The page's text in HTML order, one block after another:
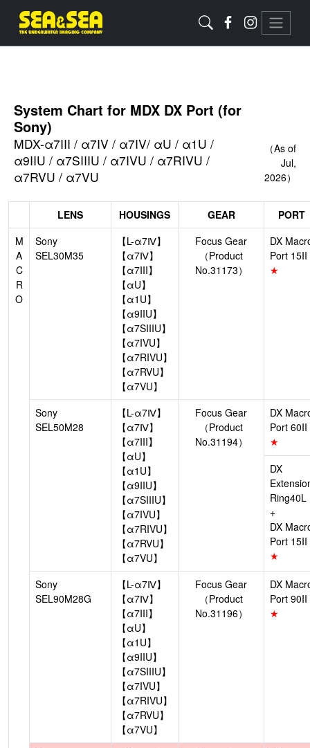
System Chart for MDX DX Port (for
Sony)
MDX-α7III / α7IV / α7IV/ αU / α1U /
α9IIU / α7SIIIU / α7IVU / α7RIVU /
α7RVU / α7VU
（As of
Jul,
2026）
LENS HOUSINGS GEAR
PORT
M
A
C
R
O
Sony
SEL30M35
【L-α7Ⅳ】
【α7Ⅳ】
【α7III】
【αU】
【α1U】
【α9IIU】
【α7SIIIU】
【α7IVU】
【α7RIVU】
【α7RVU】
【α7VU】
Focus Gear
（Product
No.31173）
DX
Port 15II
★
Sony
SEL50M28
【L-α7Ⅳ】
【α7Ⅳ】
【α7III】
【αU】
【α1U】
【α9IIU】
【α7SIIIU】
【α7IVU】
【α7RIVU】
【α7RVU】
【α7VU】
Focus Gear
（Product
No.31194）
DX
Port 60II
★
DX
Ring40L
+
DX
Port 15II
★
Sony
SEL90M28G
【L-α7Ⅳ】
【α7Ⅳ】
【α7III】
【αU】
【α1U】
【α9IIU】
【α7SIIIU】
【α7IVU】
【α7RIVU】
【α7RVU】
【α7VU】
Focus Gear
（Product
No.31196）
DX
Port 90II
★